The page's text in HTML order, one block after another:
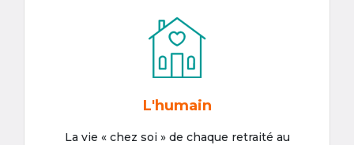
L'humain
La vie « chez soi » de chaque retraité au